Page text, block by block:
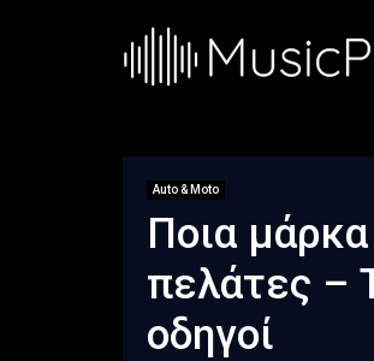
Auto & Moto
Ποια
πελάτες –
οδηγοί